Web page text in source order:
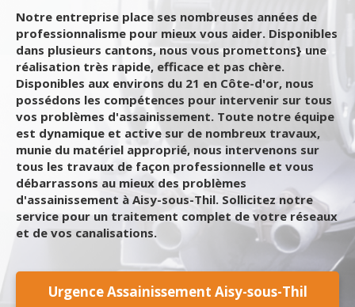
Notre entreprise place ses nombreuses années de
professionnalisme pour mieux vous aider. Disponibles
dans plusieurs cantons, nous vous promettons} une
réalisation très rapide, efficace et pas chère.
Disponibles aux environs du 21 en Côte-d'or, nous
possédons les compétences pour intervenir sur tous
vos problèmes d'assainissement. Toute notre équipe
est dynamique et active sur de nombreux travaux,
munie du matériel approprié, nous intervenons sur
tous les travaux de façon professionnelle et vous
débarrassons au mieux des problèmes
d'assainissement à Aisy-sous-Thil. Sollicitez notre
service pour un traitement complet de votre réseaux
et de vos canalisations.
Urgence Assainissement Aisy-sous-Thil